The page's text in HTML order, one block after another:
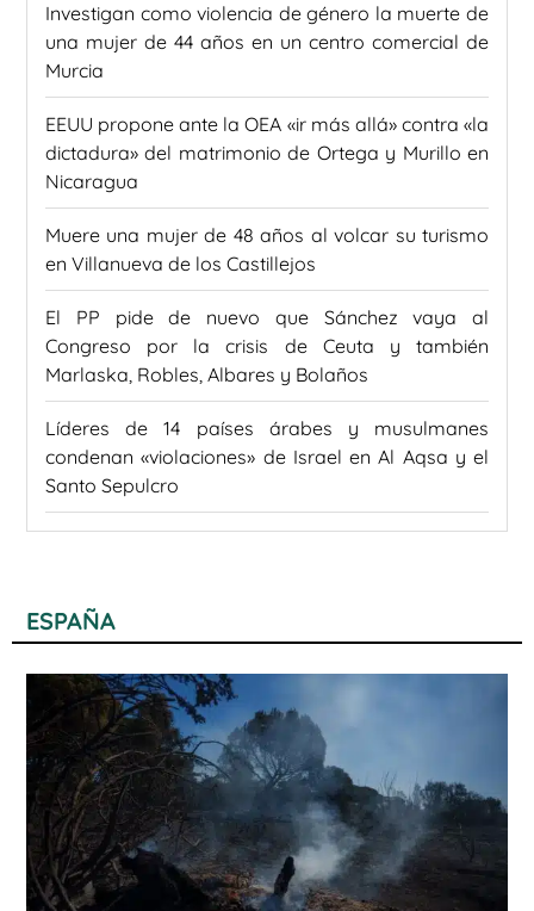
Investigan como violencia de género la muerte de
una mujer de 44 años en un centro comercial de
Murcia
EEUU propone ante la OEA «ir más allá» contra «la
dictadura» del matrimonio de Ortega y Murillo en
Nicaragua
Muere una mujer de 48 años al volcar su turismo
en Villanueva de los Castillejos
El PP pide de nuevo que Sánchez vaya al
Congreso por la crisis de Ceuta y también
Marlaska, Robles, Albares y Bolaños
Líderes de 14 países árabes y musulmanes
condenan «violaciones» de Israel en Al Aqsa y el
Santo Sepulcro
ESPAÑA